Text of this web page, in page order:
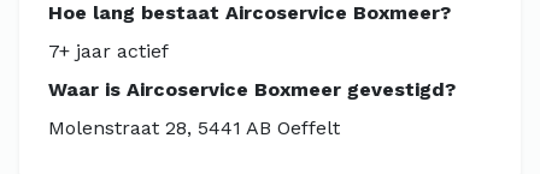
Hoe lang bestaat Aircoservice Boxmeer?
7+ jaar actief
Waar is Aircoservice Boxmeer gevestigd?
Molenstraat 28, 5441 AB Oeffelt